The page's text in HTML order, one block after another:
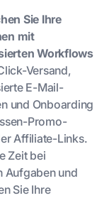
Sie Ihre
mit
Workflows
Versand,
E-Mail-
und Onboarding
Promo-
Affiliate-Links.
Zeit bei
Aufgaben und
Sie Ihre